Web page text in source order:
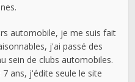
automobile, je me suis fait
j'ai passé des
sein de clubs automobiles.
ans, j'édite seule le site